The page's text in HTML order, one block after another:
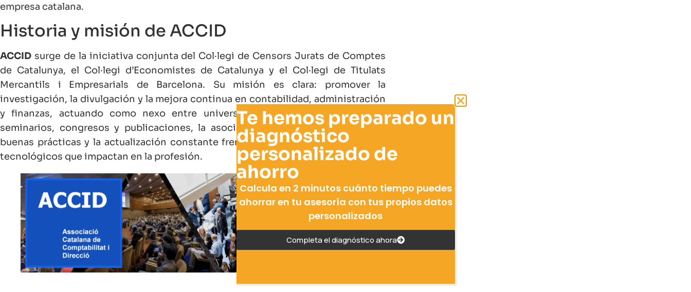
empresa catalana.
Historia y misión de ACCID
ACCID surge de la iniciativa conjunta del Col·legi de Censors Jurats de Comptes
de Catalunya, el Col·legi d’Economistes de Catalunya y el Col·legi de Titulats
Mercantils i Empresarials de Barcelona. Su misión es clara: promover la
investigación, la divulgación y la mejora continua en contabilidad, administración
y finanzas, actuando como nexo entre universidad y empresa. A través de
seminarios, congresos y publicaciones, la asociación fomenta la adopción de
buenas prácticas y la actualización constante frente a los cambios normativos y
tecnológicos que impactan en la profesión.
Te hemos preparado un
diagnóstico
personalizado de
ahorro
Calcula en 2 minutos cuánto tiempo puedes
ahorrar en tu asesoría con tus propios datos
personalizados
Completa el diagnóstico ahora